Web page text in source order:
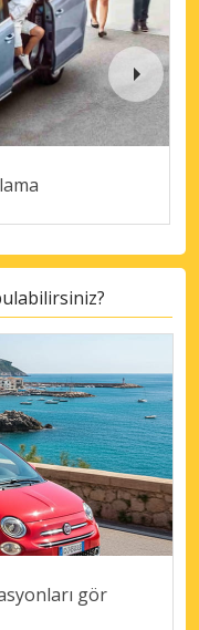
gör